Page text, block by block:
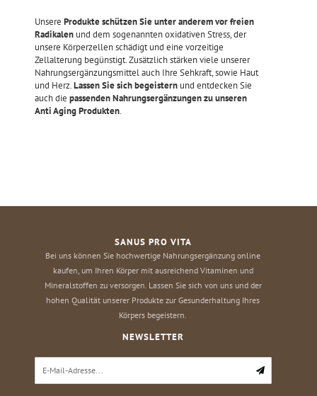
Unsere Produkte schützen Sie unter anderem vor freien
Radikalenund dem sogenannten oxidativen Stress, der
unsere Körperzellen schädigt und eine vorzeitige
Zellalterung begünstigt. Zusätzlich stärken viele unserer
Nahrungsergänzungsmittel auch Ihre Sehkraft, sowie Haut
und Herz.Lassen Sie sich begeisternund entdecken Sie
auch die passenden Nahrungsergänzungen zu unseren
Anti Aging Produkten.
SANUS PRO VITA
Bei uns können Sie hochwertige Nahrungsergänzung online
kaufen, um Ihren Körper mit ausreichend Vitaminen und
Mineralstoffen zu versorgen. Lassen Sie sich von uns und der
hohen Qualität unserer Produkte zur Gesunderhaltung Ihres
Körpers begeistern.
NEWSLETTER